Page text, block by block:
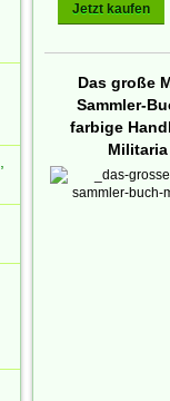
Jetzt kaufen
Das große
Sammler-
farbige